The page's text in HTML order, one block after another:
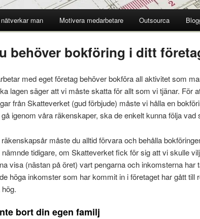
man Motivera medarbetare Outsourca
behöver bokföring i ditt
med eget företag behöver bokföra all aktivitet som
lagen säger att vi måste skatta för allt som vi tjänar. För
från Skatteverket (gud förbjude) måste vi hålla en
igenom våra räkenskaper, ska de enkelt kunna följa vad
måste du alltid förvara och behålla
tidigare, om Skatteverket fick för sig att vi skulle
visa (nästan på öret) vart pengarna och inkomsterna har
höga inkomster som har kommit in i företaget har gått till
bort din egen familj